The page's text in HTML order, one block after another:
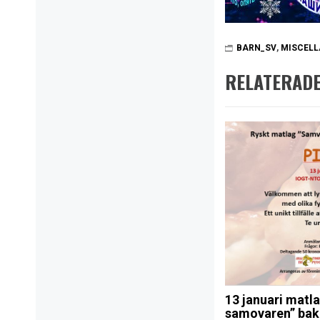
BARN_SV,
13 januari
samovaren”